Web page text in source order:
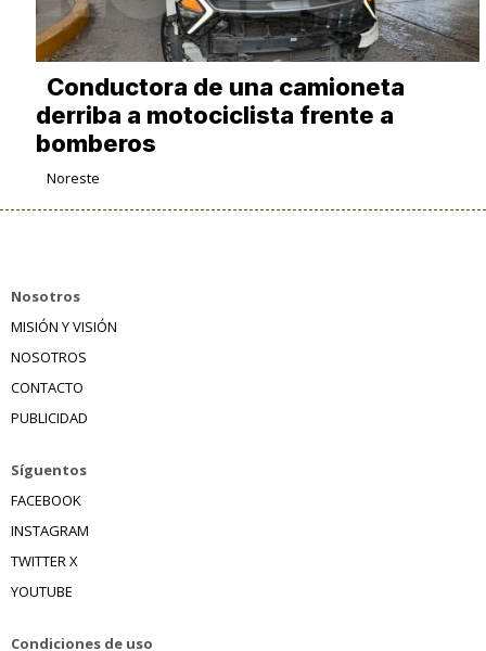
Conductora de una camioneta
derriba a motociclista frente a
bomberos
Noreste
Nosotros
MISIÓN Y VISIÓN
NOSOTROS
CONTACTO
PUBLICIDAD
Síguentos
FACEBOOK
INSTAGRAM
TWITTER X
YOUTUBE
Condiciones de uso